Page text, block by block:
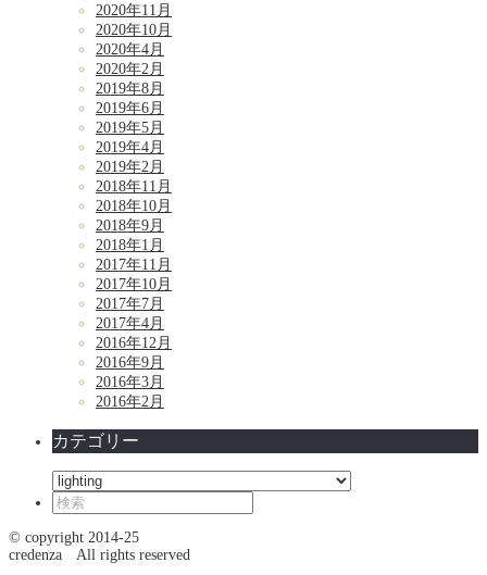
2020年11月
2020年10月
2020年4月
2020年2月
2019年8月
2019年6月
2019年5月
2019年4月
2019年2月
2018年11月
2018年10月
2018年9月
2018年1月
2017年11月
2017年10月
2017年7月
2017年4月
2016年12月
2016年9月
2016年3月
2016年2月
カテゴリー
カ
テ
ゴ
リ
ー
© copyright 2014-25
credenza All rights reserved